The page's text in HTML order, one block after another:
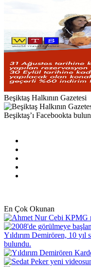
Beşiktaş Halkının Gazetesi
Beşiktaş’ı Facebookta bulun
En Çok Okunan